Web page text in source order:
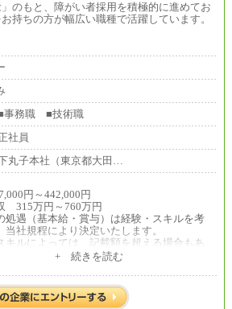
のもと、障がい者採用を積極的に進めてお
持ちの方が幅広い職種で活躍しています。
事務職 ■技術職
社員
丸子本社（東京都大田…
円～442,000円
315万円～760万円
処遇（基本給・賞与）は経験・スキルを考
当社規程により決定いたします。
キルによっては、記載額を超える場合もあ
+ 続きを読む